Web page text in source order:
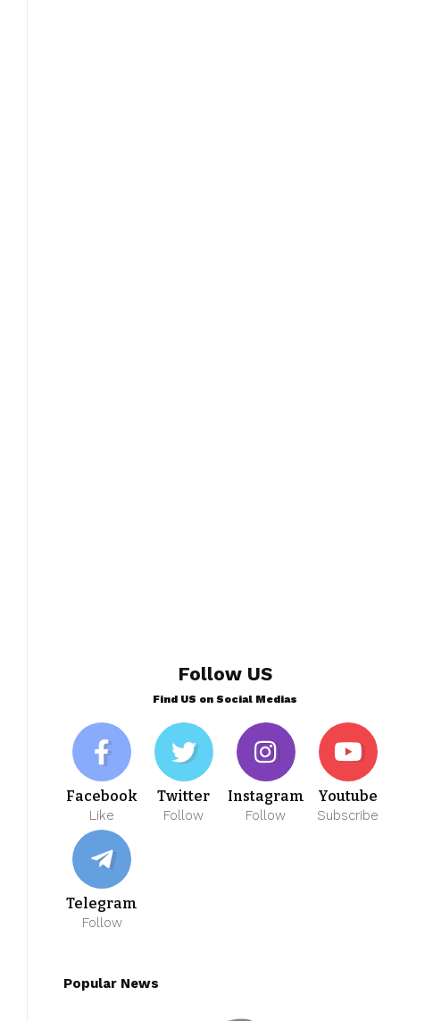
Follow US
Find US on Social Medias
Facebook
Like
Twitter
Follow
Instagram
Follow
Youtube
Subscribe
Telegram
Follow
Popular News